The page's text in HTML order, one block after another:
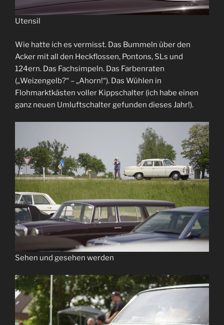
Utensil
Wie hatte ich es vermisst. Das Bummeln über den
Acker mit all den Heckflossen, Pontons, SLs und
124ern. Das Fachsimpeln. Das Farbenraten
(„Weizengelb?“ – „Ahorn!“). Das Wühlen in
Flohmarktkästen voller Kippschalter (ich habe einen
ganz neuen Umluftschalter gefunden dieses Jahr!).
Sehen und gesehen werden